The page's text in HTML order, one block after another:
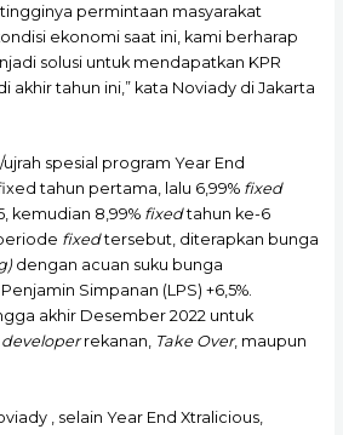
permintaan masyarakat
ekonomi saat ini, kami berharap
solusi untuk mendapatkan KPR
akhir tahun ini,” kata Noviady di Jakarta
spesial program Year End
tahun pertama, lalu 6,99% fixed
kemudian 8,99% fixedtahun ke-6
fixedtersebut, diterapkan bunga
dengan acuan suku bunga
Simpanan (LPS) +6,5%.
akhir Desember 2022 untuk
developerrekanan, Take Over, maupun
, selain Year End Xtralicious,